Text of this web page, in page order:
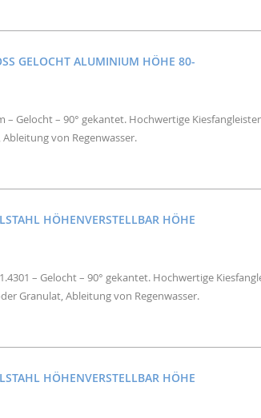
GELOCHT ALUMINIUM HÖHE 80-1
– Gelocht – 90° gekantet. Hochwertige
von Regenwasser.
HÖHENVERSTELLBAR HÖHE
– Gelocht – 90° gekantet. Hochwertige
Granulat, Ableitung von Regenwasser.
HÖHENVERSTELLBAR HÖHE